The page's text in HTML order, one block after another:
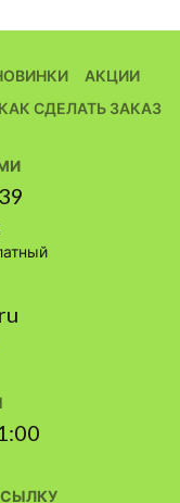
АКЦИИ
КАК СДЕЛАТЬ ЗАКАЗ